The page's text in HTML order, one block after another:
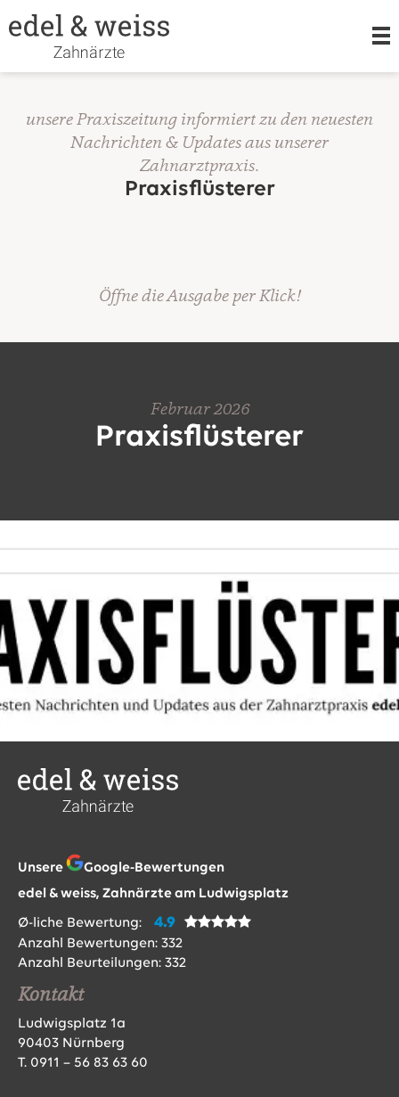
KIEFERORTHOPÄDIE
KONTAKT & TERMINE
© 2026 EDEL & WEISS. ALLE RECHTE VORBEHALTEN.
unsere Praxiszeitung informiert zu den neuesten
Nachrichten & Updates aus unserer
Zahnarztpraxis.
Praxisflüsterer
Öffne die Ausgabe per Klick!
Februar 2026
Praxisflüsterer
Unsere
Google-Bewertungen
edel & weiss, Zahnärzte am Ludwigsplatz
Ø-liche Bewertung: 4.9
Anzahl Bewertungen: 332
Anzahl Beurteilungen: 332
Kontakt
Ludwigsplatz 1a
90403 Nürnberg
T. 0911 – 56 83 63 60